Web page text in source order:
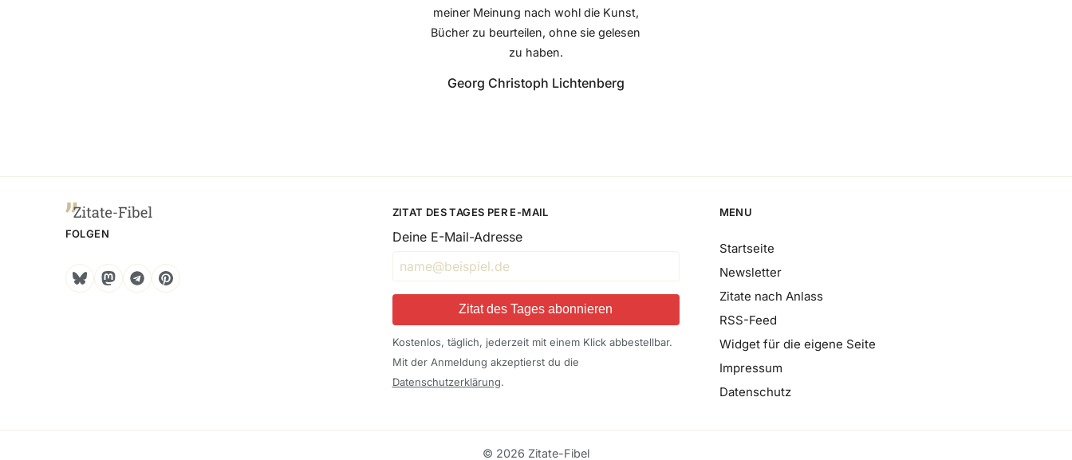
meiner Meinung nach wohl die Kunst,
Bücher zu beurteilen, ohne sie gelesen
zu haben.
Georg Christoph Lichtenberg
FOLGEN
BlueskyMastodon
TelegramPinterest
ZITAT DES TAGES PER E-MAIL
Deine E-Mail-Adresse
Zitat des Tages abonnieren
Kostenlos, täglich, jederzeit mit einem Klick abbestellbar.
Mit der Anmeldung akzeptierst du die
Datenschutzerklärung.
MENU
Startseite
Newsletter
Zitate nach Anlass
RSS-Feed
Widget für die eigene Seite
Impressum
Datenschutz
© 2026 Zitate-Fibel